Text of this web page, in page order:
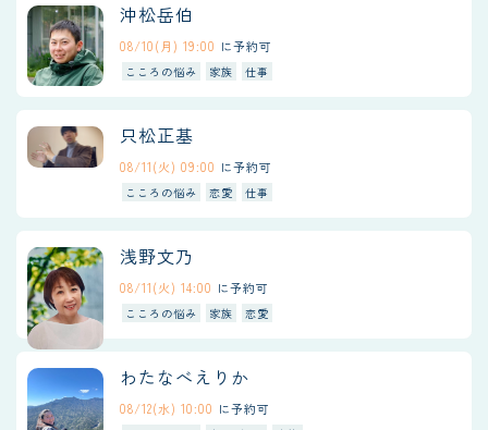
沖松岳伯
08/10(月) 19:00 に予約可
こころの悩み 家族 仕事
只松正基
08/11(火) 09:00 に予約可
こころの悩み 恋愛 仕事
浅野文乃
08/11(火) 14:00 に予約可
こころの悩み 家族 恋愛
わたなべえりか
08/12(水) 10:00 に予約可